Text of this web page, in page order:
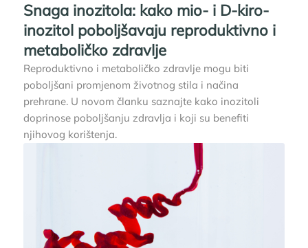
Snaga inozitola: kako mio- i D-kiro-
inozitol poboljšavaju reproduktivno i
metaboličko zdravlje
Reproduktivno i metaboličko zdravlje mogu biti
poboljšani promjenom životnog stila i načina
prehrane. U novom članku saznajte kako inozitoli
doprinose poboljšanju zdravlja i koji su benefiti
njihovog korištenja.